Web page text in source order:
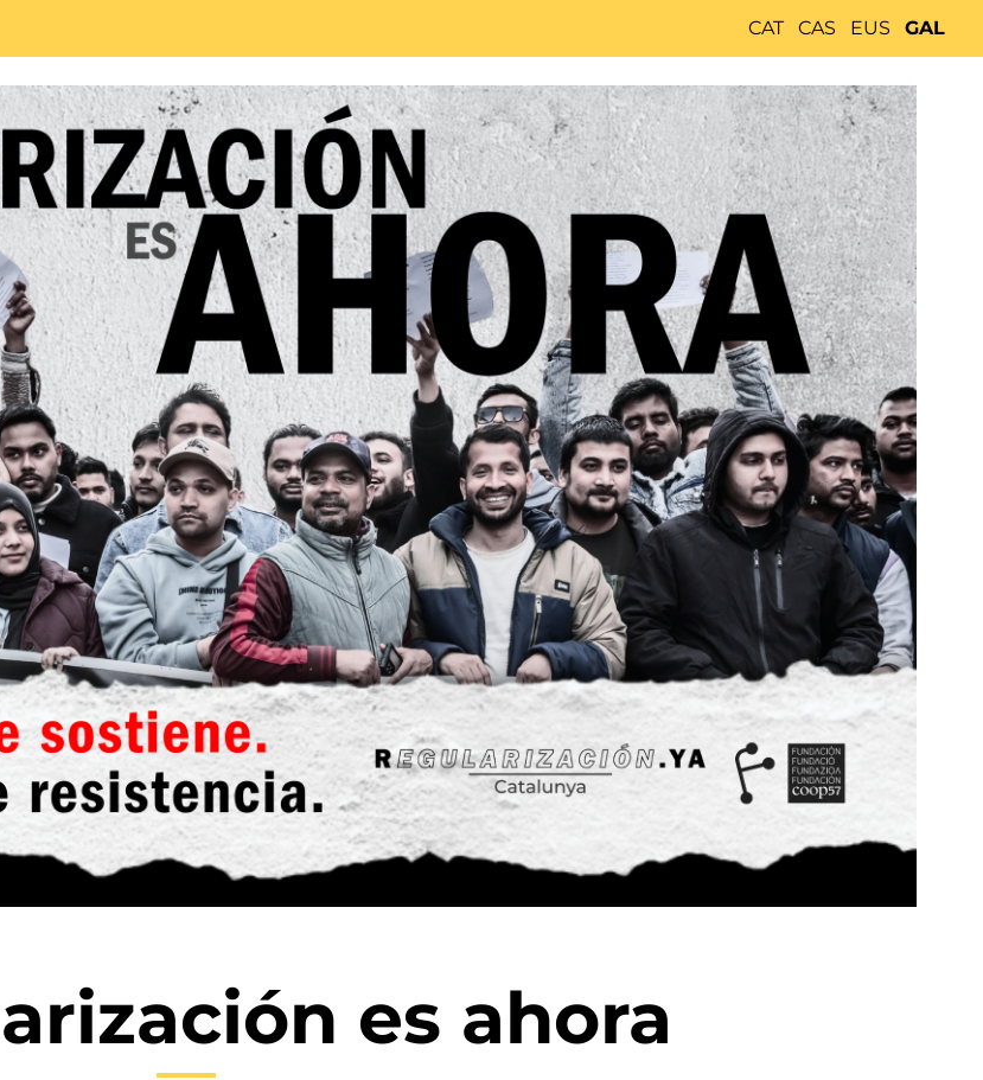
CAT CAS EUS GAL
es ahora